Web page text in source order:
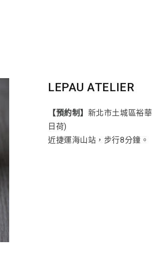
LEPAU ATELIER
【預約制】 新北市土城區裕
日荷)
近捷運海山站，步行8分鐘。